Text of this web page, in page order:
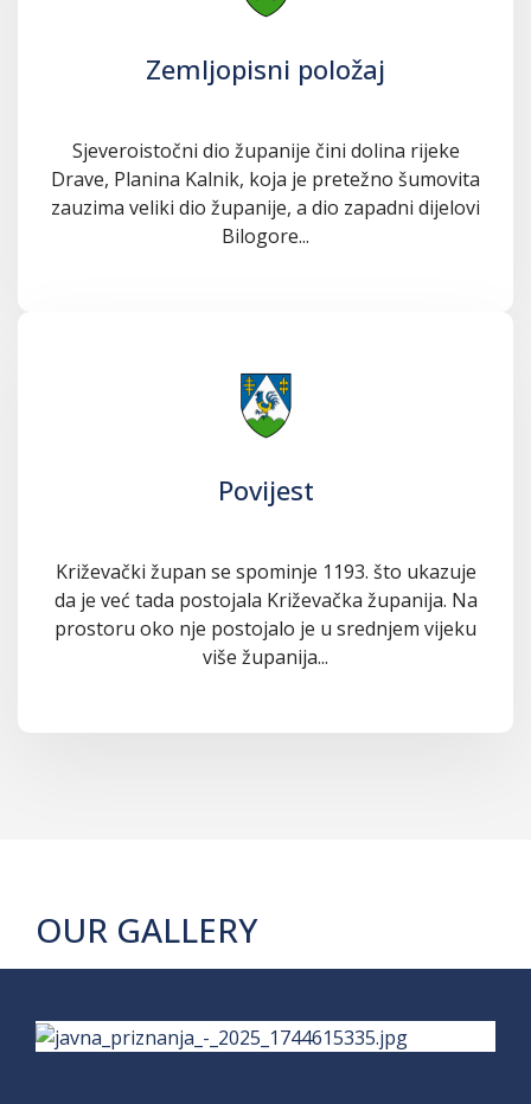
Zemljopisni položaj
Sjeveroistočni dio županije čini dolina rijeke
Drave, Planina Kalnik, koja je pretežno šumovita
zauzima veliki dio županije, a dio zapadni dijelovi
Bilogore...
Povijest
Križevački župan se spominje 1193. što ukazuje
da je već tada postojala Križevačka županija. Na
prostoru oko nje postojalo je u srednjem vijeku
više županija...
OUR GALLERY